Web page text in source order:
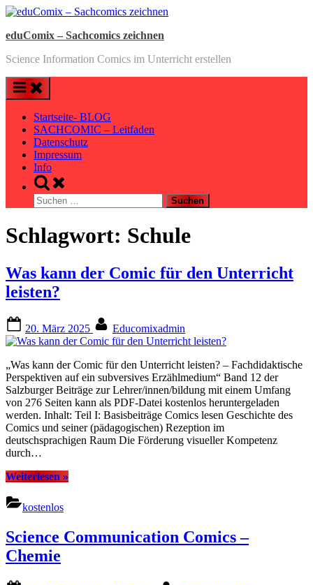
Skip
content
eduComix – Sachcomics zeichnen
Science Information Comics im Unterricht erstellen
Startseite- BLOG
SACHCOMIC – Leitfaden
Datenschutz
Impressum
Info
Toggle
search
form
Suchen
nach:
Schlagwort: Schule
Was kann der Comic für den Unterricht
leisten?
on
20. März 2025 Educomixadmin
„Was kann der Comic für den Unterricht leisten? – Fachdidaktische
Perspektiven auf ein subversives Erzählmedium“ Band 12 der
Salzburger Beiträge zur Lehrer/innen/bildung mit einem Umfang
von 276 Seiten kann als PDF-Datei kostenlos heruntergeladen
werden. Inhalt: Teil I: Basisbeiträge Comics lesen Geschichte des
Comics und seiner (pädagogischen) Rezeption im
deutschsprachigen Raum Die Förderung visueller Kompetenz
durch…
Weiterlesen “Was
Comic
den
leisten?”
»
kostenlos
Science Communication Comics –
Chemie